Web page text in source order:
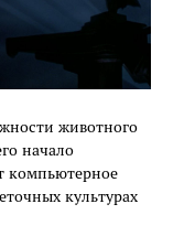
животного
начало
компьютерное
культурах